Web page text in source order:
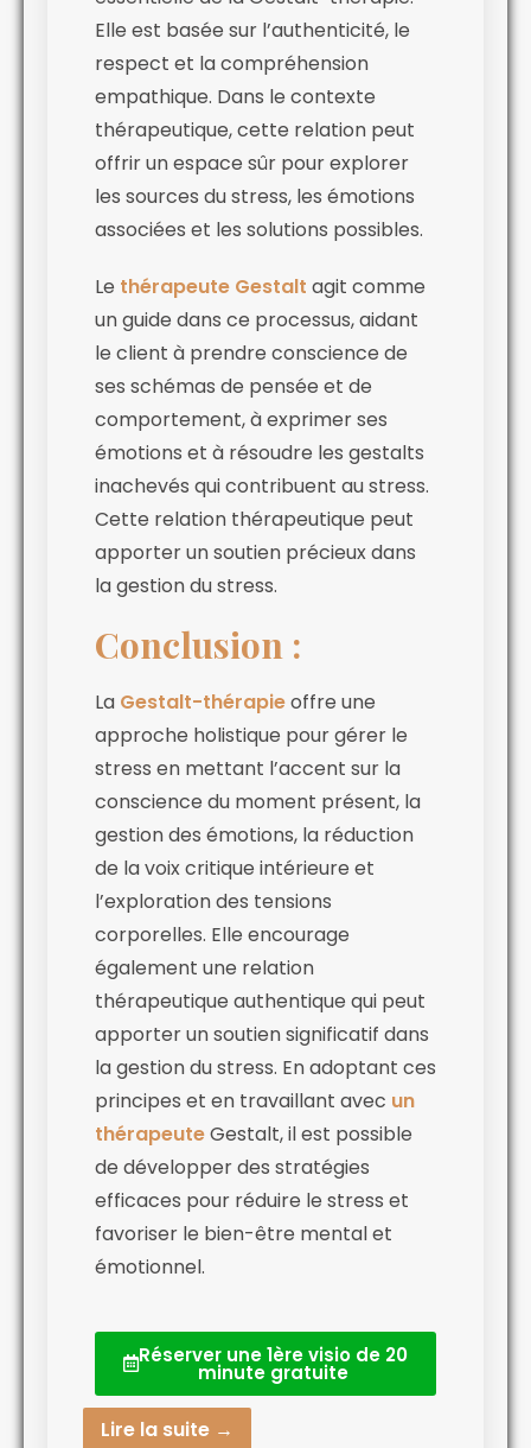
Elle est basée sur l’authenticité, le
respect et la compréhension
empathique. Dans le contexte
thérapeutique, cette relation peut
offrir un espace sûr pour explorer
les sources du stress, les émotions
associées et les solutions possibles.
Le thérapeute Gestalt agit comme
un guide dans ce processus, aidant
le client à prendre conscience de
ses schémas de pensée et de
comportement, à exprimer ses
émotions et à résoudre les gestalts
inachevés qui contribuent au stress.
Cette relation thérapeutique peut
apporter un soutien précieux dans
la gestion du stress.
Conclusion :
La Gestalt-thérapieoffre une
approche holistique pour gérer le
stress en mettant l’accent sur la
conscience du moment présent, la
gestion des émotions, la réduction
de la voix critique intérieure et
l’exploration des tensions
corporelles. Elle encourage
également une relation
thérapeutique authentique qui peut
apporter un soutien significatif dans
la gestion du stress. En adoptant ces
principes et en travaillant avec un
thérapeuteGestalt, il est possible
de développer des stratégies
efficaces pour réduire le stress et
favoriser le bien-être mental et
émotionnel.
Réserver une 1ère visio de 20
minute gratuite
Lire la suite →